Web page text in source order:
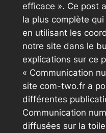
efficace ». Ce post
la plus complète
en utilisant les
notre site dans le
explications sur ce
« Communication
site com-two.fr a
différentes
Communication
diffusées sur la